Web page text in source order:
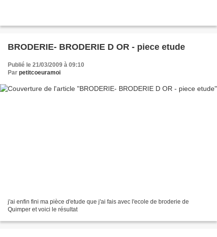
BRODERIE- BRODERIE D OR - piece etude
Publié le 21/03/2009 à 09:10
Par petitcoeuramoi
j'ai enfin fini ma pièce d'etude que j'ai fais avec l'ecole de broderie de
Quimper et voici le résultat